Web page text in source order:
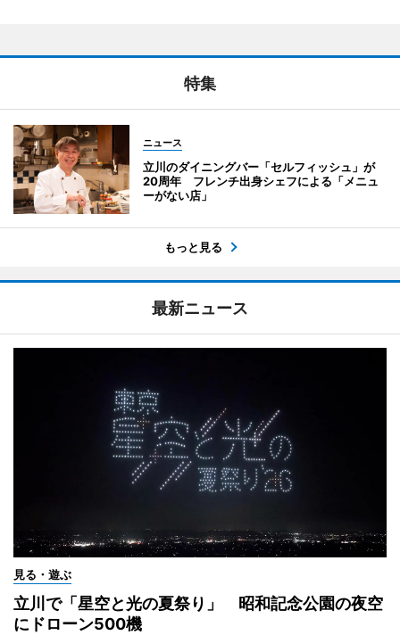
特集
ニュース
立川のダイニングバー「セルフィッシュ」が
20周年 フレンチ出身シェフによる「メニュ
ーがない店」
もっと見る
最新ニュース
見る・遊ぶ
立川で「星空と光の夏祭り」 昭和記念公園の夜空
にドローン500機